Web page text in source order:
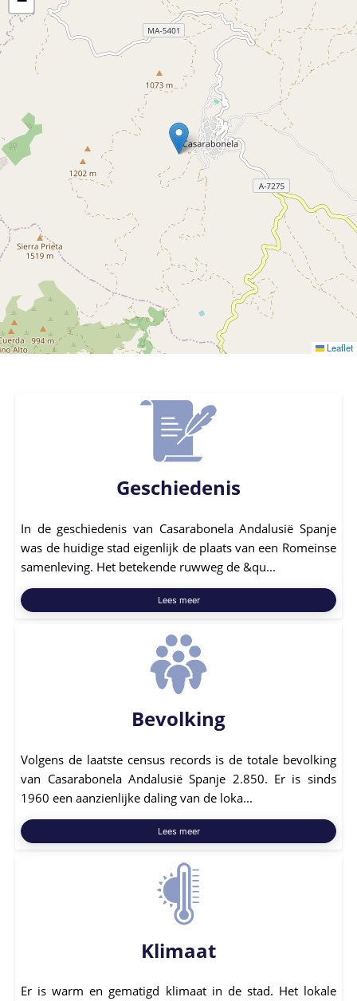
Leaflet
Geschiedenis
In de geschiedenis van Casarabonela Andalusië Spanje
was de huidige stad eigenlijk de plaats van een Romeinse
samenleving. Het betekende ruwweg de &qu...
Lees meer
Bevolking
Volgens de laatste census records is de totale bevolking
van Casarabonela Andalusië Spanje 2.850. Er is sinds
1960 een aanzienlijke daling van de loka...
Lees meer
Klimaat
Er is warm en gematigd klimaat in de stad. Het lokale